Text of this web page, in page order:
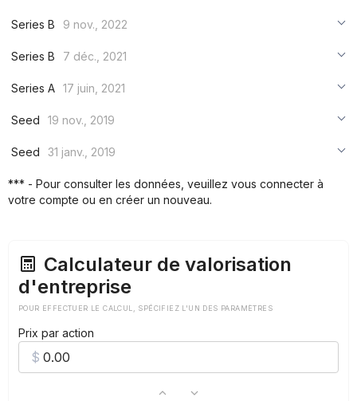
***
Series B
9 nov., 2022
***
Series B
7 déc., 2021
***
Series A 17 juin, 2021
***
Seed
19 nov., 2019
***
Seed
31 janv., 2019
*** - Pour consulter les données, veuillez vous connecter à
votre compte ou en créer un nouveau.
Calculateur de valorisation
d'entreprise
POUR EFFECTUER LE CALCUL, SPÉCIFIEZ L'UN DES PARAMÈTRES
Prix par action